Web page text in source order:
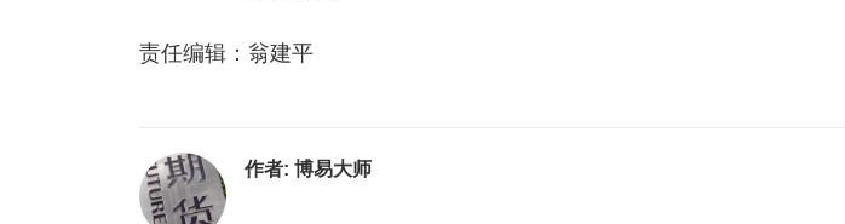
责任编辑：翁建平
作者: 博易大师